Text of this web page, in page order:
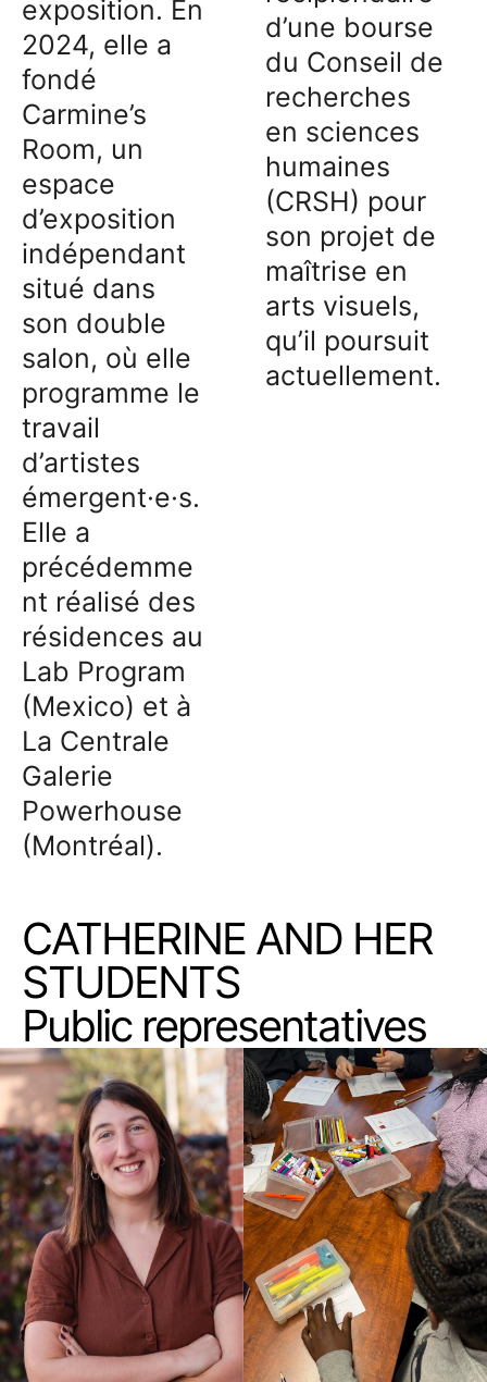
exposition. En
2024, elle a
fondé
Carmine’s
Room, un
espace
d’exposition
indépendant
situé dans
son double
salon, où elle
programme le
travail
d’artistes
émergent·e·s.
Elle a
précédemme
nt réalisé des
résidences au
Lab Program
(Mexico) et à
La Centrale
Galerie
Powerhouse
(Montréal).
d’une bourse
du Conseil de
recherches
en sciences
humaines
(CRSH) pour
son projet de
maîtrise en
arts visuels,
qu’il poursuit
actuellement.
CATHERINE AND HER
STUDENTS
Public representatives